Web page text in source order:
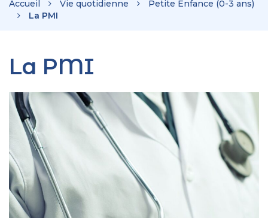
Accueil Vie quotidienne
Petite Enfance (0-3 ans)
La PMI
La PMI